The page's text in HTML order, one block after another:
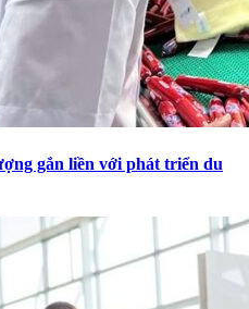
gắn liền với phát triển du